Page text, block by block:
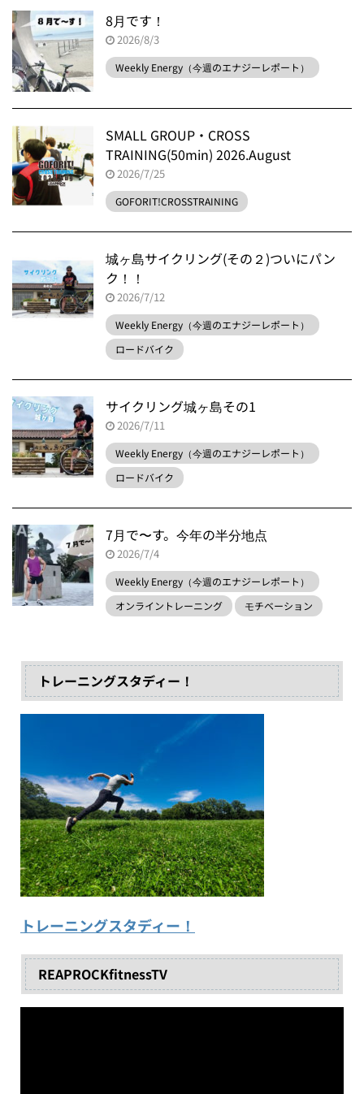
8月です！
2026/8/3
Weekly Energy（今週のエナジーレポート）
SMALL GROUP・CROSS
TRAINING(50min) 2026.August
2026/7/25
GOFORIT!CROSSTRAINING
城ヶ島サイクリング(その２)ついにパン
ク！！
2026/7/12
Weekly Energy（今週のエナジーレポート）
ロードバイク
サイクリング城ヶ島その1
2026/7/11
Weekly Energy（今週のエナジーレポート）
ロードバイク
7月で〜す。今年の半分地点
2026/7/4
Weekly Energy（今週のエナジーレポート）
オンライントレーニング
モチベーション
トレーニングスタディー！
トレーニングスタディー！
REAPROCKfitnessTV